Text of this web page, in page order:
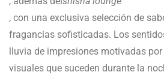
, con una exclusiva selección de
fragancias sofisticadas. Los
lluvia de impresiones motivadas
visuales que suceden durante la